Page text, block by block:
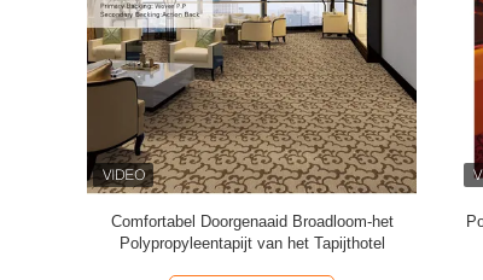
Muur aan Muur Doorgenaaid Bestand het
Tapijtpp Materiaal van de Tapijtvlek